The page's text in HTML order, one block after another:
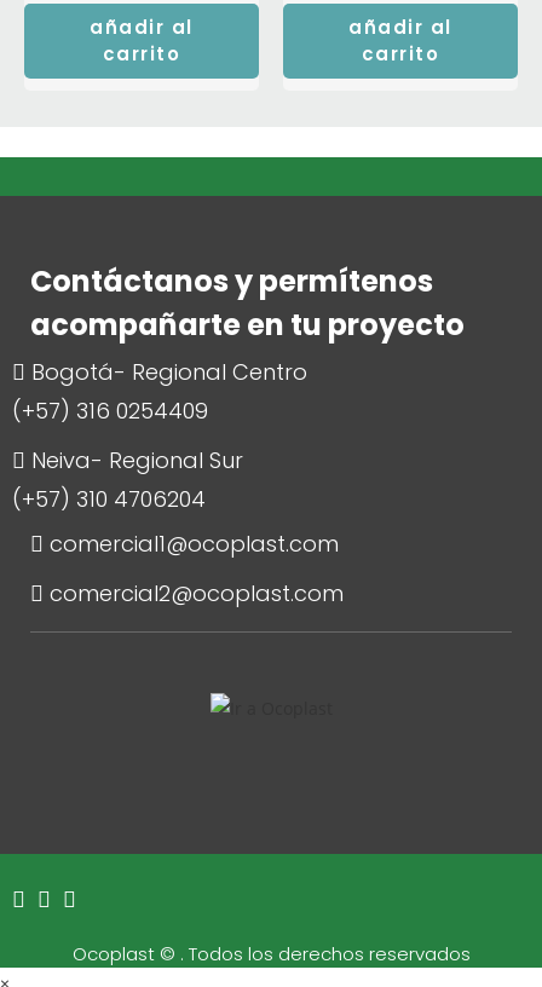
añadir al
carrito
añadir al
carrito
Contáctanos y permítenos
acompañarte en tu proyecto
Bogotá- Regional Centro
(+57) 316 0254409
Neiva- Regional Sur
(+57) 310 4706204
comercial1@ocoplast.com
comercial2@ocoplast.com
Ocoplast © . Todos los derechos reservados
×